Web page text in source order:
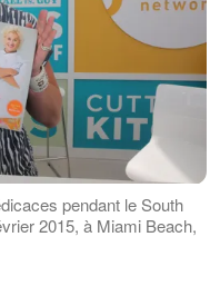
pendant le South
2015, à Miami Beach,